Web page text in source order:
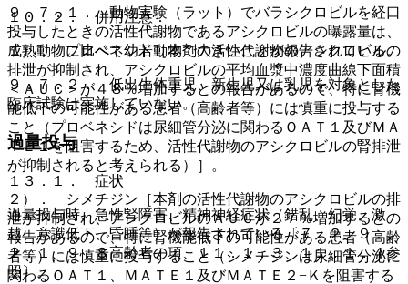
９．７．１． 動物実験（ラット）でバラシクロビルを経口
投与したときの活性代謝物であるアシクロビルの曝露量は、
成熟動物に比べて幼若動物で大きいことが報告されている。
９．７．２． 低出生体重児、新生児又は乳児を対象とした
臨床試験は実施していない。
過量投与
１３．１． 症状
過量投与時、急性腎障害、精神神経症状（錯乱、幻覚、激
越、意識低下、昏睡等）が報告されている〔７．２、９．
２．１、９．８高齢者の項、１１．１．３、１１．１．４参
照〕。
１０．２． 併用注意：
１）． プロベネシド［本剤の活性代謝物のアシクロビルの
排泄が抑制され、アシクロビルの平均血漿中濃度曲線下面積
＜ＡＵＣ＞が４８％増加するとの報告があるので、特に腎機
能低下の可能性がある患者（高齢者等）には慎重に投与する
こと（プロベネシドは尿細管分泌に関わるＯＡＴ１及びＭＡ
ＴＥ１を阻害するため、活性代謝物のアシクロビルの腎排泄
が抑制されると考えられる）］。
２）． シメチジン［本剤の活性代謝物のアシクロビルの排
泄が抑制され、アシクロビルのＡＵＣが２７％増加するとの
報告があるので、特に腎機能低下の可能性がある患者（高齢
者等）には慎重に投与すること（シメチジンは尿細管分泌に
関わるＯＡＴ１、ＭＡＴＥ１及びＭＡＴＥ２−Ｋを阻害する